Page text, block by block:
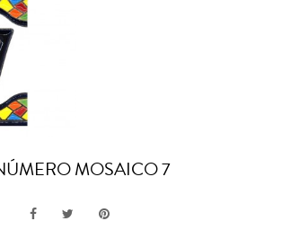
MOSAICO 7